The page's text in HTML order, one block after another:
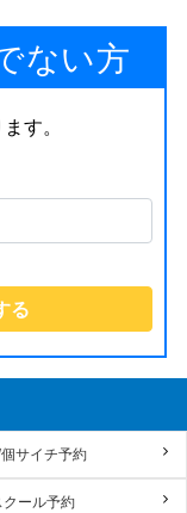
ない方
す。
サイチ予約
クール予約